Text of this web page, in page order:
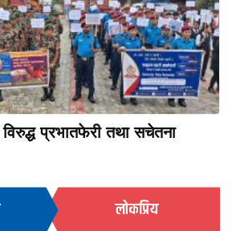
प्रभातफेरी तथा सचेतना
लोकप्रिय